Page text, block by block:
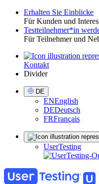
Toggle
Erhalten Sie Einblicke
Für Kunden und
Testteilnehmer*in
Für Teilnehmer und
UtilityKontakt
Divider
Select
Language
DE
ENEnglish
DEDeutsch
FRFrançais
UserTesting